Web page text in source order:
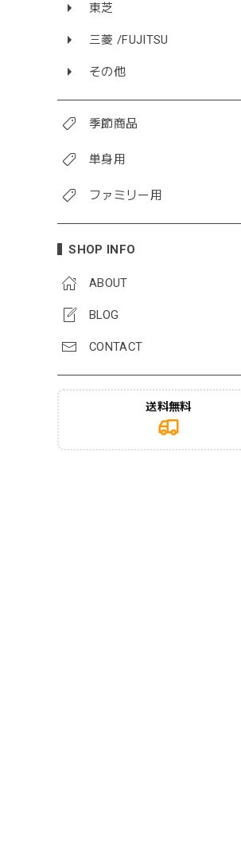
東芝
三菱 /FUJITSU
その他
季節商品
単身用
ファミリー用
SHOP INFO
ABOUT
BLOG
CONTACT
送料無料